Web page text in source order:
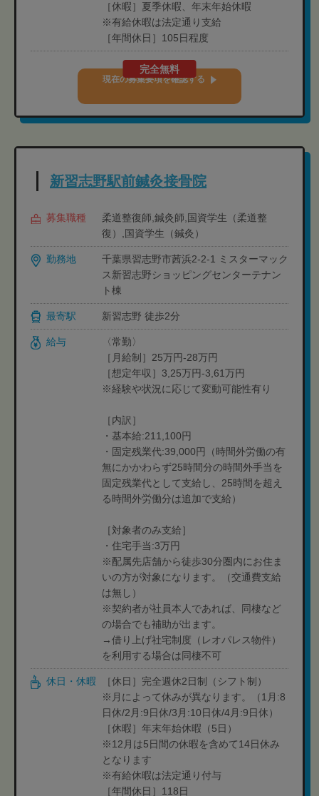
［休暇］夏季休暇、年末年始休暇
※有給休暇は法定通り支給
［年間休日］105日程度
完全無料
現在の募集要項を確認する
新習志野駅前鍼灸接骨院
募集職種
柔道整復師,鍼灸師,国資学生（柔道整
復）,国資学生（鍼灸）
勤務地
千葉県習志野市茜浜2-2-1 ミスターマック
ス新習志野ショッピングセンターテナン
ト棟
最寄駅 新習志野 徒歩2分
給与
〈常勤〉
［月給制］25万円-28万円
［想定年収］3,25万円-3,61万円
※経験や状況に応じて変動可能性有り
［内訳］
・基本給:211,100円
・固定残業代:39,000円（時間外労働の有
無にかかわらず25時間分の時間外手当を
固定残業代として支給し、25時間を超え
る時間外労働分は追加で支給）
［対象者のみ支給］
・住宅手当:3万円
※配属先店舗から徒歩30分圏内にお住ま
いの方が対象になります。（交通費支給
は無し）
※契約者が社員本人であれば、同棲など
の場合でも補助が出ます。
→借り上げ社宅制度（レオパレス物件）
を利用する場合は同棲不可
休日・休暇
［休日］完全週休2日制（シフト制）
※月によって休みが異なります。（1月:8
日休/2月:9日休/3月:10日休/4月:9日休）
［休暇］年末年始休暇（5日）
※12月は5日間の休暇を含めて14日休み
となります
※有給休暇は法定通り付与
［年間休日］118日